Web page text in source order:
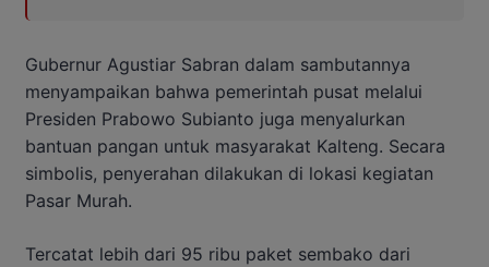
Gubernur Agustiar Sabran dalam sambutannya
menyampaikan bahwa pemerintah pusat melalui
Presiden Prabowo Subianto juga menyalurkan
bantuan pangan untuk masyarakat Kalteng. Secara
simbolis, penyerahan dilakukan di lokasi kegiatan
Pasar Murah.
Tercatat lebih dari 95 ribu paket sembako dari